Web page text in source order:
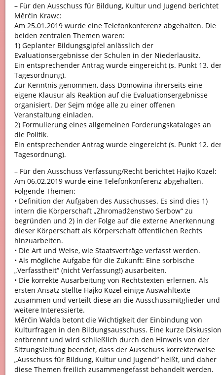
– Für den Ausschuss für Bildung, Kultur und Jugend berichtet
Měrćin Krawc:
Am 25.01.2019 wurde eine Telefonkonferenz abgehalten. Die
beiden zentralen Themen waren:
1) Geplanter Bildungsgipfel anlässlich der
Evaluationsergebnisse der Schulen in der Niederlausitz.
Ein entsprechender Antrag wurde eingereicht (s. Punkt 13.
Tagesordnung).
Zur Kenntnis genommen, dass Domowina ihrerseits eine
eigene Klausur als Reaktion auf die Evaluationsergebnisse
organisiert. Der Sejm möge alle zu einer offenen
Veranstaltung einladen.
2) Formulierung eines allgemeinen Forderungskataloges an
die Politik.
Ein entsprechender Antrag wurde eingereicht (s. Punkt 12.
Tagesordnung).
– Für den Ausschuss Verfassung/Recht berichtet Hajko Kozel:
Am 06.02.2019 wurde eine Telefonkonferenz abgehalten.
Folgende Themen:
• Definition der Aufgaben des Ausschusses. Es sind dies 1)
intern die Körperschaft „Zhromadźenstwo Serbow“ zu
begründen und 2) in der Folge auf die externe Anerkennung
dieser Körperschaft als Körperschaft öffentlichen Rechts
hinzuarbeiten.
• Die Art und Weise, wie Staatsverträge verfasst werden.
• Als mögliche Aufgabe für die Zukunft: Eine sorbische
„Verfasstheit“ (nicht Verfassung!) ausarbeiten.
• Die korrekte Ausarbeitung von Rechtstexten erlernen. Als
ersten Ansatz stellte Hajko Kozel einige Auswahltexte
zusammen und verteilt diese an die Ausschussmitglieder und
weitere Interessierte.
Měrćin Wałda betont die Wichtigkeit der Einbindung von
Kulturfragen in den Bildungsausschuss. Eine kurze Diskussion
entbrennt und wird schließlich durch den Hinweis von der
Sitzungsleitung beendet, dass der Ausschuss korrekterweise
„Ausschuss für Bildung, Kultur und Jugend“ heißt, und daher
diese Themen freilich zusammengefasst behandelt werden.